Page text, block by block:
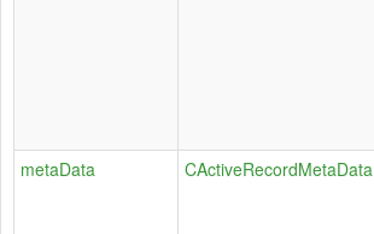
metaData CActiveRecordMetaData